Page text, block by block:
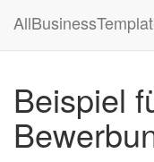
Beispiel